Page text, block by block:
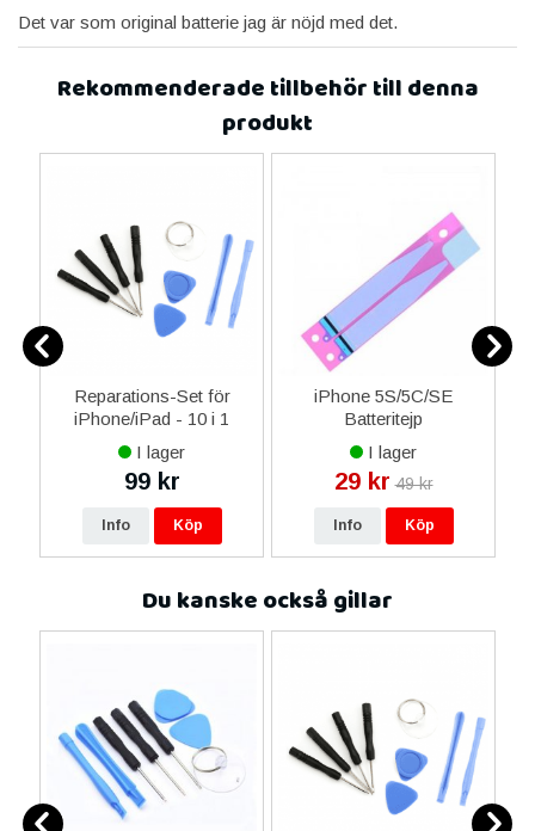
Det var som original batterie jag är nöjd med det.
Rekommenderade tillbehör till denna
produkt
Reparations-Set för
iPhone/iPad - 10 i 1
I lager
99 kr
Info Köp
iPhone 5S/5C/SE
Batteritejp
I lager
29 kr 49 kr
Info Köp
Du kanske också gillar